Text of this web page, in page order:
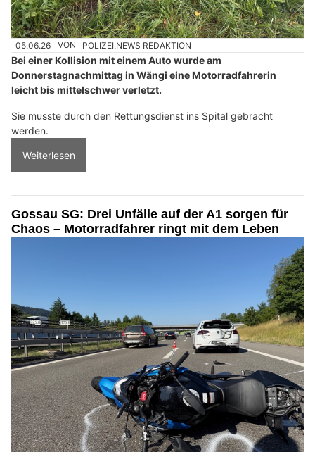
05.06.26 VON POLIZEI.NEWS REDAKTION
Bei einer Kollision mit einem Auto wurde am
Donnerstagnachmittag in Wängi eine Motorradfahrerin
leicht bis mittelschwer verletzt.
Sie musste durch den Rettungsdienst ins Spital gebracht
werden.
Weiterlesen
Gossau SG: Drei Unfälle auf der A1 sorgen für
Chaos – Motorradfahrer ringt mit dem Leben